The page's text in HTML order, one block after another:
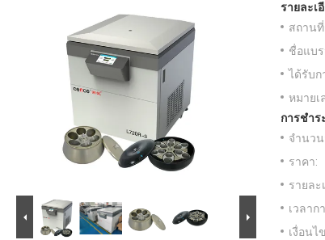
รายละเ
สถานที่
ชื่อแบ
ได้รับก
หมายเ
การชำร
จำนว
ราคา:
รายละ
เวลาก
เงื่อนไ